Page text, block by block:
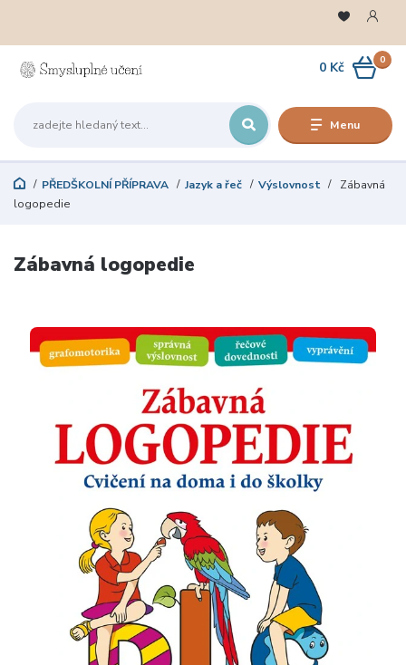
Menu
0
0 Kč
PŘEDŠKOLNÍ PŘÍPRAVA Jazyk a řeč Výslovnost
Zábavná
logopedie
Zábavná logopedie